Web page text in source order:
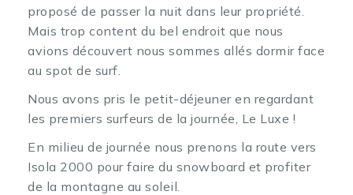
proposé de passer la nuit dans leur propriété.
Mais trop content du bel endroit que nous
avions découvert nous sommes allés dormir face
au spot de surf.
Nous avons pris le petit-déjeuner en regardant
les premiers surfeurs de la journée, Le Luxe !
En milieu de journée nous prenons la route vers
Isola 2000 pour faire du snowboard et profiter
de la montagne au soleil.